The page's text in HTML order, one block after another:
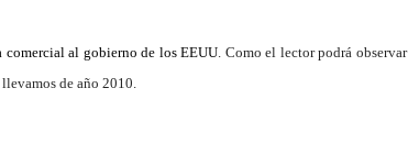
al gobierno de los EEUU. Como el lector podrá observar
de año 2010.